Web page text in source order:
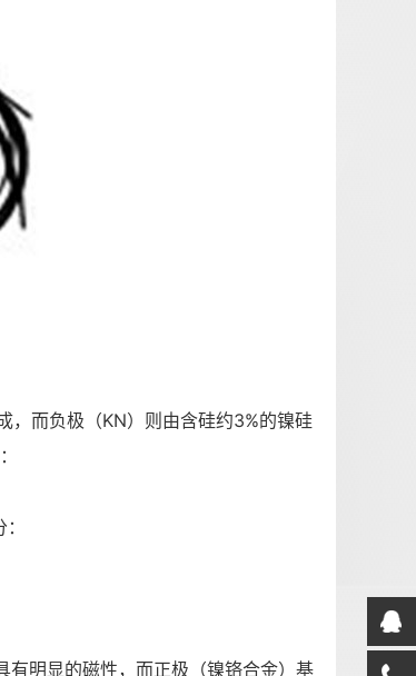
，而负极（KN）则由含硅约3%的镍硅
有明显的磁性，而正极（镍铬合金）基